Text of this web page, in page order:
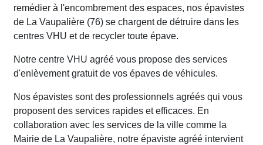
remédier à l'encombrement des espaces, nos épavistes
de La Vaupalière (76) se chargent de détruire dans les
centres VHU et de recycler toute épave.
Notre centre VHU agréé vous propose des services
d'enlèvement gratuit de vos épaves de véhicules.
Nos épavistes sont des professionnels agréés qui vous
proposent des services rapides et efficaces. En
collaboration avec les services de la ville comme la
Mairie de La Vaupalière, notre épaviste agréé intervient